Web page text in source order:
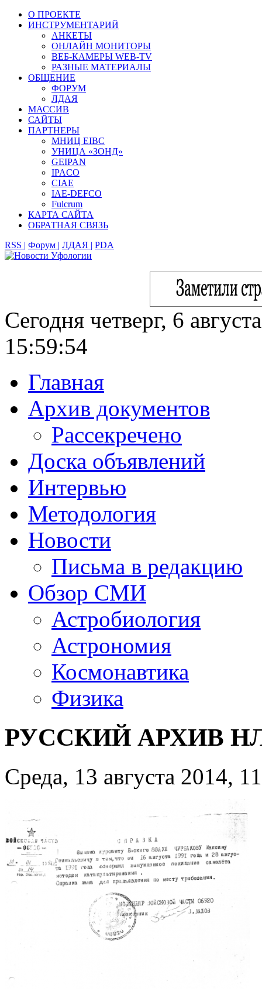
О ПРОЕКТЕ
ИНСТРУМЕНТАРИЙ
АНКЕТЫ
ОНЛАЙН МОНИТОРЫ
ВЕБ-КАМЕРЫ WEB-TV
РАЗНЫЕ МАТЕРИАЛЫ
ОБЩЕНИЕ
ФОРУМ
ЛДАЯ
МАССИВ
САЙТЫ
ПАРТНЕРЫ
МНИЦ EIBC
УНИЦА «ЗОНД»
GEIPAN
IPACO
CIAE
IAE-DEFCO
Fulcrum
КАРТА САЙТА
ОБРАТНАЯ СВЯЗЬ
RSS | Форум | ЛДАЯ | PDA
Сегодня четверг, 6
15:59:55
Главная
Архив документов
Рассекречено
Доска объявлений
Интервью
Методология
Новости
Письма в редакцию
Обзор СМИ
Астробиология
Астрономия
Космонавтика
Физика
РУССКИЙ АРХИВ
Среда, 13 августа 2014,